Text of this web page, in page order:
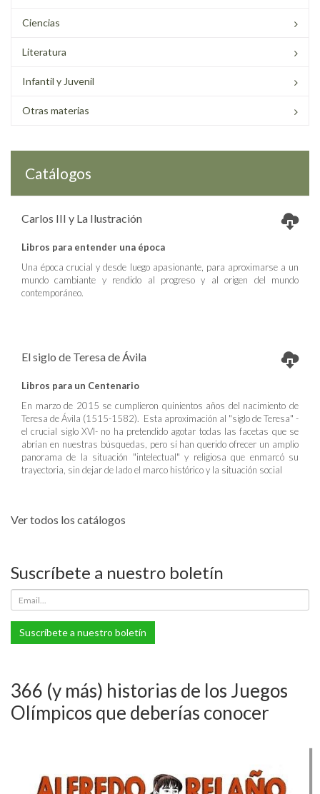
Ciencias
Literatura
Infantil y Juvenil
Otras materias
Catálogos
Carlos III y La Ilustración
Libros para entender una época
Una época crucial y desde luego apasionante, para aproximarse a un
mundo cambiante y rendido al progreso y al origen del mundo
contemporáneo.
El siglo de Teresa de Ávila
Libros para un Centenario
En marzo de 2015 se cumplieron quinientos años del nacimiento de
Teresa de Ávila (1515-1582). Esta aproximación al "siglo de Teresa" -
el crucial siglo XVI- no ha pretendido agotar todas las facetas que se
abrían en nuestras búsquedas, pero sí han querido ofrecer un amplio
panorama de la situación "intelectual" y religiosa que enmarcó su
trayectoria, sin dejar de lado el marco histórico y la situación social
Ver todos los catálogos
Suscríbete a nuestro boletín
Suscríbete a nuestro boletín
366 (y más) historias de los Juegos
Olímpicos que deberías conocer